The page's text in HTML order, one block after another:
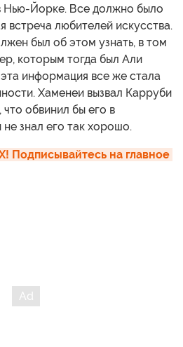
Нью-Йорке. Все должно было
встреча любителей искусства.
был об этом узнать, в том
которым тогда был Али
информация все же стала
Хаменеи вызвал Карруби
что обвинил бы его в
не знал его так хорошо.
Подписывайтесь на главное